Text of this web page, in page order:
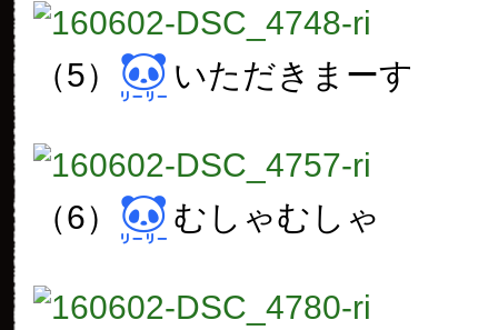
（5） いただきまーす
（6） むしゃむしゃ